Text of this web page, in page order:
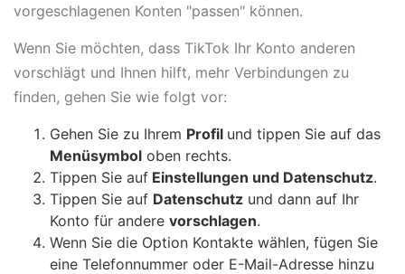
vorgeschlagenen Konten "passen" können.
Wenn Sie möchten, dass TikTok Ihr Konto anderen
vorschlägt und Ihnen hilft, mehr Verbindungen zu
finden, gehen Sie wie folgt vor:
Gehen Sie zu Ihrem Profil und tippen Sie auf das
Menüsymbol oben rechts.
Tippen Sie auf Einstellungen und Datenschutz.
Tippen Sie auf Datenschutz und dann auf Ihr
Konto für andere vorschlagen.
Wenn Sie die Option Kontakte wählen, fügen Sie
eine Telefonnummer oder E-Mail-Adresse hinzu